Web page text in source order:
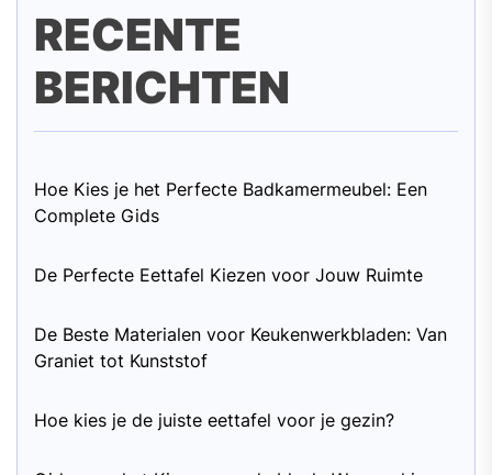
RECENTE
BERICHTEN
Hoe Kies je het Perfecte Badkamermeubel: Een
Complete Gids
De Perfecte Eettafel Kiezen voor Jouw Ruimte
De Beste Materialen voor Keukenwerkbladen: Van
Graniet tot Kunststof
Hoe kies je de juiste eettafel voor je gezin?